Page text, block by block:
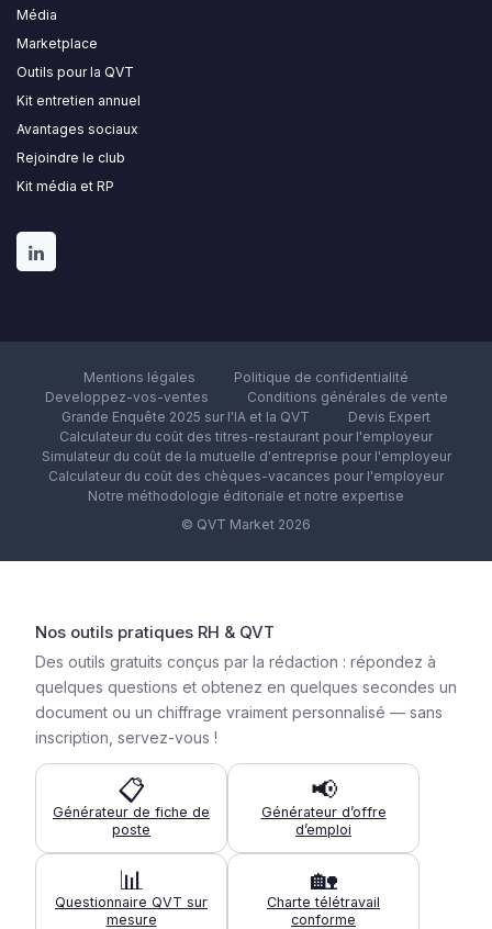
Média
Marketplace
Outils pour la QVT
Kit entretien annuel
Avantages sociaux
Rejoindre le club
Kit média et RP
Mentions légales
Politique de confidentialité
Developpez-vos-ventes
Conditions générales de vente
Grande Enquête 2025 sur l'IA et la QVT
Devis Expert
Calculateur du coût des titres-restaurant pour l'employeur
Simulateur du coût de la mutuelle d'entreprise pour l'employeur
Calculateur du coût des chèques-vacances pour l'employeur
Notre méthodologie éditoriale et notre expertise
© QVT Market 2026
Nos outils pratiques RH & QVT
Des outils gratuits conçus par la rédaction : répondez à
quelques questions et obtenez en quelques secondes un
document ou un chiffrage vraiment personnalisé — sans
inscription, servez-vous !
📋
Générateur de fiche de
poste
📢
Générateur d’offre
d’emploi
📊
Questionnaire QVT sur
mesure
🏡
Charte télétravail
conforme